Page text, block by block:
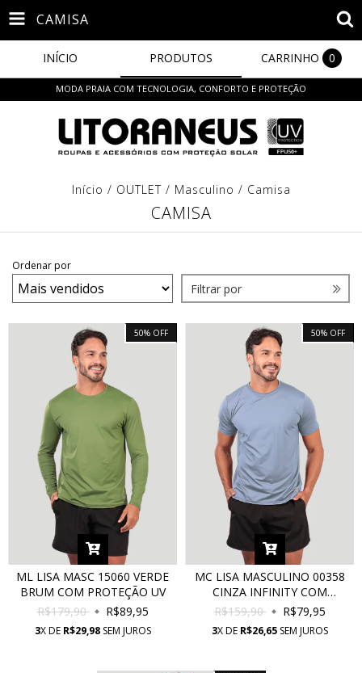
CAMISA
INÍCIO PRODUTOS CARRINHO 0
MODA PRAIA COM TECNOLOGIA, CONFORTO E PROTEÇÃO
Início / OUTLET / Masculino / Camisa
CAMISA
Ordenar por
Filtrar por
50% OFF
ML LISA MASC 15060 VERDE
BRUM COM PROTEÇÃO UV
R$179,90
R$89,95
3X DE R$29,98SEM JUROS
50% OFF
MC LISA MASCULINO 00358
CINZA INFINITY COM
PROTEÇÃO UV
R$159,90 R$79,95
3X DE R$26,65SEM JUROS